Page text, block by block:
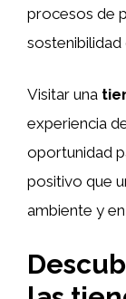
procesos de
sostenibilidad
Visitar una
experiencia
oportunidad
positivo que
ambiente y